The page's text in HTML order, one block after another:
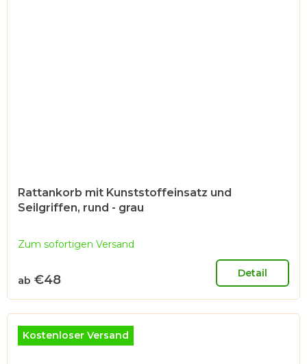
Rattankorb mit Kunststoffeinsatz und
Seilgriffen, rund - grau
Zum sofortigen Versand
ab €48 Detail
Kostenloser Versand